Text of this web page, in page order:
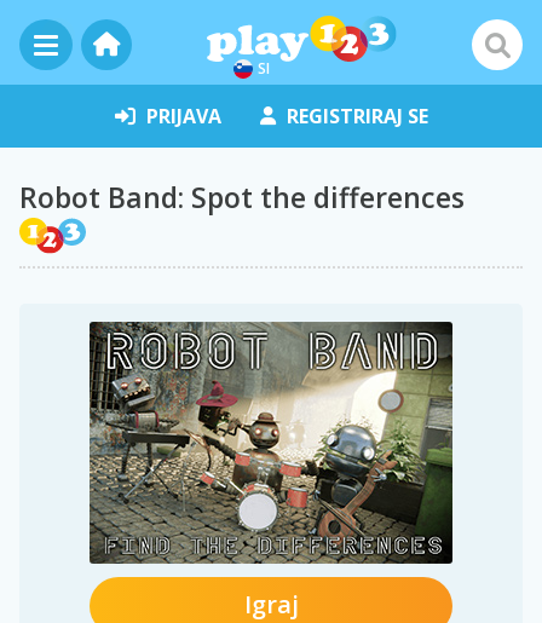
SI
PRIJAVA REGISTRIRAJ SE
Robot Band: Spot the differences
Igraj